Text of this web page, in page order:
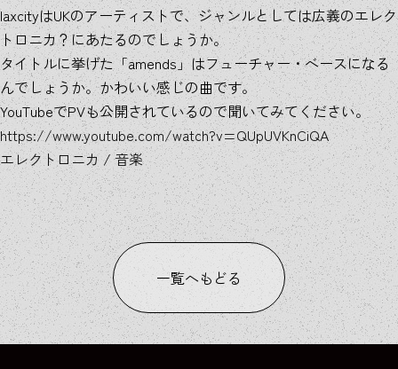
laxcityはUKのアーティストで、ジャンルとしては広義のエレク
トロニカ？にあたるのでしょうか。
タイトルに挙げた「amends」はフューチャー・ベースになる
んでしょうか。かわいい感じの曲です。
YouTubeでPVも公開されているので聞いてみてください。
https://www.youtube.com/watch?v=QUpUVKnCiQA
エレクトロニカ/音楽
一覧へもどる